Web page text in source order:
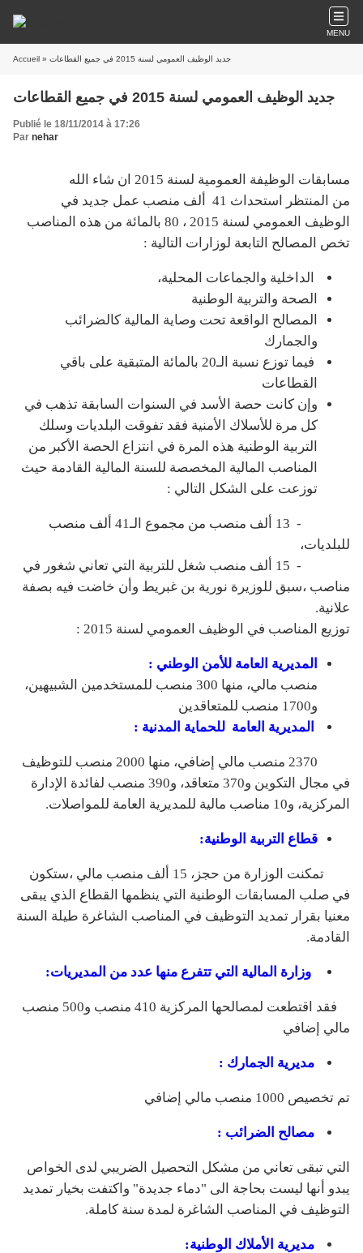
MENU
Accueil » جديد الوظيف العمومي لسنة 2015 في جميع القطاعات
جديد الوظيف العمومي لسنة 2015 في جميع القطاعات
Publié le 18/11/2014 à 17:26
Par nehar
مسابقات الوظيفة العمومية لسنة 2015 ان شاء الله
من المنتظر استحداث 41 ألف منصب عمل جديد في
الوظيف العمومي لسنة 2015 ، 80 بالمائة من هذه المناصب
تخص المصالح التابعة لوزارات التالية :
الداخلية والجماعات المحلية،
الصحة والتربية الوطنية
المصالح الواقعة تحت وصاية المالية كالضرائب
والجمارك
فيما توزع نسبة الـ20 بالمائة المتبقية على باقي
القطاعات
وإن كانت حصة الأسد في السنوات السابقة تذهب في
كل مرة للأسلاك الأمنية فقد تفوقت البلديات وسلك
التربية الوطنية هذه المرة في انتزاع الحصة الأكبر من
المناصب المالية المخصصة للسنة المالية القادمة حيث
توزعت على الشكل التالي :
- 13 ألف منصب من مجموع الـ41 ألف منصب
للبلديات،
- 15 ألف منصب شغل للتربية التي تعاني شغور في
مناصب ،سبق للوزيرة نورية بن غبريط وأن خاضت فيه بصفة
علانية.
توزيع المناصب في الوظيف العمومي لسنة 2015 :
المديرية العامة للأمن الوطني :
منصب مالي، منها 300 منصب للمستخدمين الشبيهين،
و1700 منصب للمتعاقدين
المديرية العامة للحماية المدنية :
2370 منصب مالي إضافي، منها 2000 منصب للتوظيف
في مجال التكوين و370 متعاقد، و390 منصب لفائدة الإدارة
المركزية، و10 مناصب مالية للمديرية العامة للمواصلات.
قطاع التربية الوطنية:
تمكنت الوزارة من حجز، 15 ألف منصب مالي ،ستكون
في صلب المسابقات الوطنية التي ينظمها القطاع الذي يبقى
معنيا بقرار تمديد التوظيف في المناصب الشاغرة طيلة السنة
القادمة.
وزارة المالية التي تتفرع منها عدد من المديريات:
فقد اقتطعت لمصالحها المركزية 410 منصب و500 منصب
مالي إضافي
مديرية الجمارك :
تم تخصيص 1000 منصب مالي إضافي
مصالح الضرائب :
التي تبقى تعاني من مشكل التحصيل الضريبي لدى الخواص
يبدو أنها ليست بحاجة الى "دماء جديدة" واكتفت بخيار تمديد
التوظيف في المناصب الشاغرة لمدة سنة كاملة.
مديرية الأملاك الوطنية: